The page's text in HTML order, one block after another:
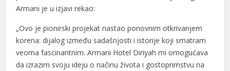
Armani je u izjavi rekao:
„Ovo je pionirski projekat nastao ponovnim otkrivanjem
korena: dijalog između sadašnjosti i istorije koji smatram
veoma fascinantnim. Armani Hotel Diriyah mi omogućava
da izrazim svoju ideju o načinu života i gostoprimstvu na